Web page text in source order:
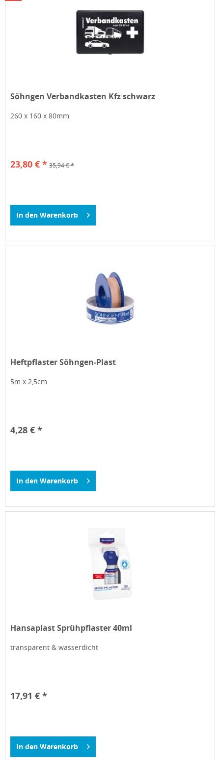
Söhngen Verbandkasten Kfz schwarz
260 x 160 x 80mm
23,80 € * 35,94 € *
In den Warenkorb
Heftpflaster Söhngen-Plast
5m x 2,5cm
4,28 € *
In den Warenkorb
Hansaplast Sprühpflaster 40ml
transparent & wasserdicht
17,91 € *
In den Warenkorb